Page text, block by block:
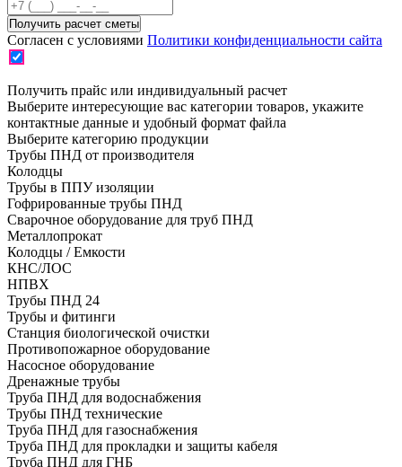
Согласен с условиями Политики конфиденциальности сайта
Получить прайс или индивидуальный расчет
Выберите интересующие вас категории товаров, укажите
контактные данные и удобный формат файла
Выберите категорию продукции
Трубы ПНД от производителя
Колодцы
Трубы в ППУ изоляции
Гофрированные трубы ПНД
Сварочное оборудование для труб ПНД
Металлопрокат
Колодцы / Емкости
КНС/ЛОС
НПВХ
Трубы ПНД 24
Трубы и фитинги
Cтанция биологической очистки
Противопожарное оборудование
Насосное оборудование
Дренажные трубы
Труба ПНД для водоснабжения
Трубы ПНД технические
Труба ПНД для газоснабжения
Труба ПНД для прокладки и защиты кабеля
Труба ПНД для ГНБ